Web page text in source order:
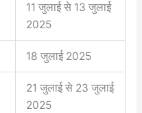
11 जुलाई से 13 जुलाई
2025
18 जुलाई 2025
21 जुलाई से 23 जुलाई
2025